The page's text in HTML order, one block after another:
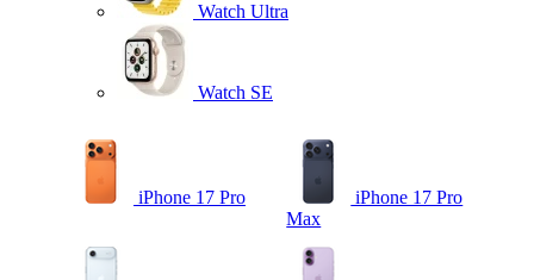
Watch Ultra
Watch SE
iPhone 17 Pro
iPhone 17 Pro
Max